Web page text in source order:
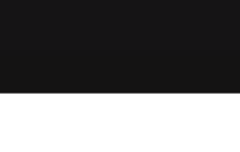
€ 150,- excl. BTW